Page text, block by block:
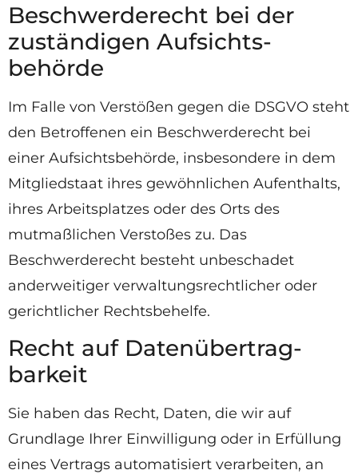
Beschwerde­recht bei der
zuständigen Aufsichts­
behörde
Im Falle von Verstößen gegen die DSGVO steht
den Betroffenen ein Beschwerderecht bei
einer Aufsichtsbehörde, insbesondere in dem
Mitgliedstaat ihres gewöhnlichen Aufenthalts,
ihres Arbeitsplatzes oder des Orts des
mutmaßlichen Verstoßes zu. Das
Beschwerderecht besteht unbeschadet
anderweitiger verwaltungsrechtlicher oder
gerichtlicher Rechtsbehelfe.
Recht auf Daten­übertrag­
barkeit
Sie haben das Recht, Daten, die wir auf
Grundlage Ihrer Einwilligung oder in Erfüllung
eines Vertrags automatisiert verarbeiten, an